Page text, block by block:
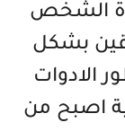
الشخص
بشكل
الادوات
اصبح من